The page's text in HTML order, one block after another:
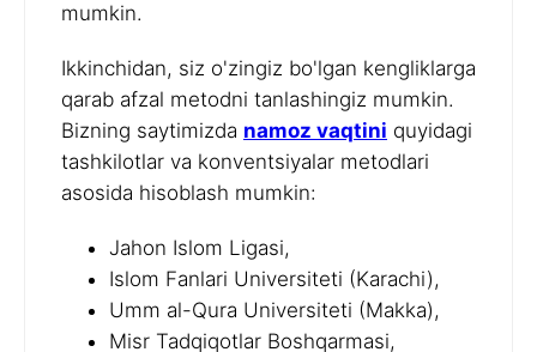
mumkin.
Ikkinchidan, siz o'zingiz bo'lgan kengliklarga
qarab afzal metodni tanlashingiz mumkin.
Bizning saytimizda namoz vaqtini quyidagi
tashkilotlar va konventsiyalar metodlari
asosida hisoblash mumkin:
Jahon Islom Ligasi,
Islom Fanlari Universiteti (Karachi),
Umm al-Qura Universiteti (Makka),
Misr Tadqiqotlar Boshqarmasi,